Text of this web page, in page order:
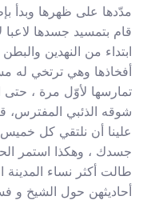
مدّدها على ظهرها وبدأ
قام بتمسيد جسدها لاعبا
ابتداء من النهدين
أفخاذها وهي ترتخي له
تمارسها لأوّل مرة ، حتى
شوقه الذئبي المفترس،
علينا أن نلتقي كل
جسدك ، وهكذا استمر
طالت أكثر نساء المدينة
أحاديثهن حول الشيخ و